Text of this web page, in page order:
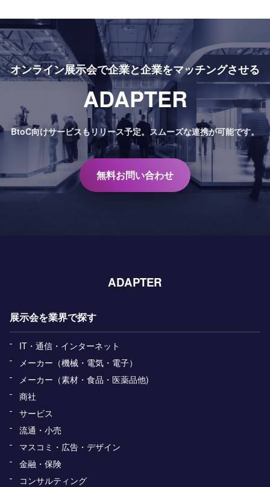
オンライン展示会で企業と企業をマッチングさせる
ADAPTER
BtoC向けサービスもリリース予定。 スムーズな連携が可能です。
無料お問い合わせ
ADAPTER
展示会を業界で探す
IT・通信・インターネット
メーカー（機械・電気・電子）
メーカー（素材・食品・医薬品他)
商社
サービス
流通・小売
マスコミ・広告・デザイン
金融・保険
コンサルティング